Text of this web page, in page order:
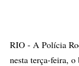
RIO - A Polícia
nesta terça-feira,